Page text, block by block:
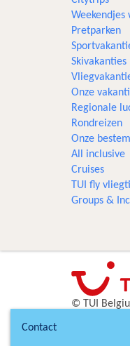
Weekendjes
Pretparken
Skivakanties
Onze
Regionale
Rondreizen
Onze
All inclusive
Cruises
TUI fly
Groups &
© TUI
Contact